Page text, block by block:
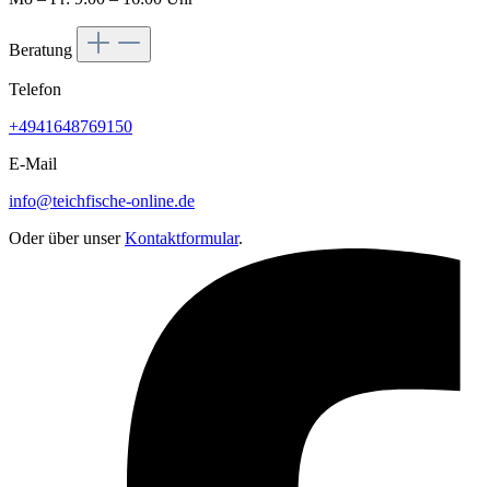
Beratung
Telefon
+4941648769150
E-Mail
info@teichfische-online.de
Oder über unserKontaktformular.